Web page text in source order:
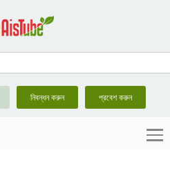
নিবন্ধন করুন প্রবেশ করুন